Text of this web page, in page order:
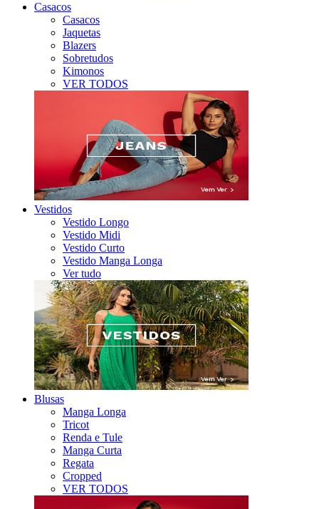
Casacos
Casacos
Jaquetas
Blazers
Sobretudos
Kimonos
VER TODOS
Vestidos
Vestido Longo
Vestido Midi
Vestido Curto
Vestido Manga Longa
Ver tudo
Blusas
Manga Longa
Tricot
Renda e Tule
Manga Curta
Regata
Cropped
VER TODOS